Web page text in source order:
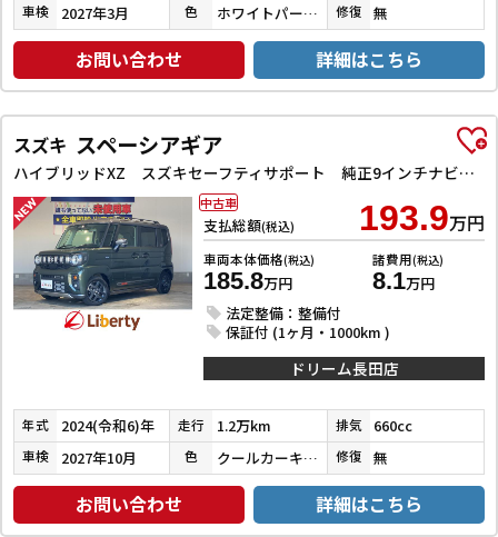
車検 2027年3月 色 ホワイトパール３コートパール 修復 無
お問い合わせ 詳細はこちら
スズキ スペーシアギア
ハイブリッドXZ スズキセーフティサポート 純正9インチナビ TV Bluetooth対応 全方位カメラ 両側自動ドア ヘッドアップディスプレイ アダプティブクルーズコントロール ステアリングヒーター LEDヘッドライ
支払総額(税込) 193.9万円
車両本体価格(税込)
185.8万円
諸費用(税込)
8.1万円
法定整備：整備付
保証付 (1ヶ月・1000km )
中古車
ドリーム長田店
年式 2024(令和6)年 走行 1.2万km 排気 660cc
車検 2027年10月 色 クールカーキパールメタリック／ガンメタリック 修復 無
お問い合わせ 詳細はこちら